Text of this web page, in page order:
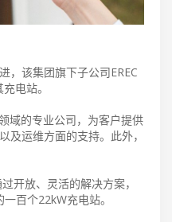
，该集团旗下子公司EREC
电站。
域的专业公司，为客户提供
及运维方面的支持。此外，
开放、灵活的解决方案，
百个22kW充电站。